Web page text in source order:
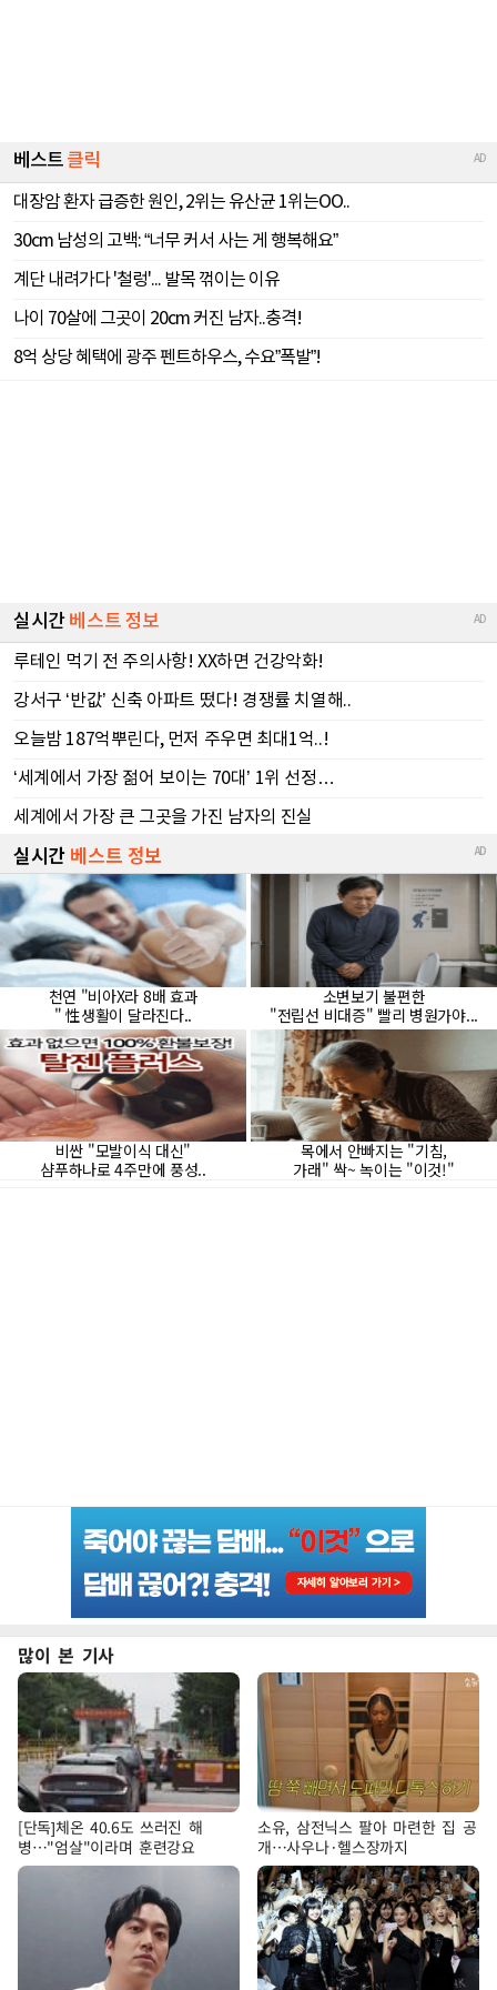
많이 본 기사
[단독]체온 40.6도 쓰러진 해
병…"엄살"이라며 훈련강요
소유, 삼전닉스 팔아 마련한 집 공
개…사우나·헬스장까지